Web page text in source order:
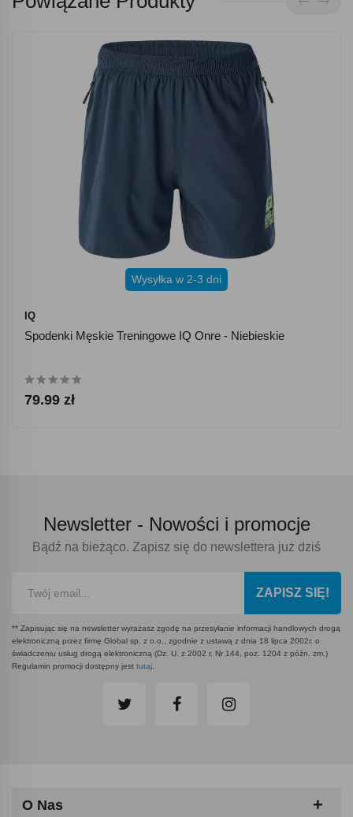
Wysyłka w 2-3 dni
IQ
Spodenki Męskie Treningowe IQ Onre - Niebieskie
79.99 zł
Newsletter - Nowości i promocje
Bądź na bieżąco. Zapisz się do newslettera już dziś
ZAPISZ SIĘ!
** Zapisując się na newsletter wyrażasz zgodę na przesyłanie informacji handlowych drogą
elektroniczną przez firmę Global sp. z o.o., zgodnie z ustawą z dnia 18 lipca 2002r. o
świadczeniu usług drogą elektroniczną (Dz. U. z 2002 r. Nr 144, poz. 1204 z późn. zm.)
Regulamin promocji dostępny jest tutaj
O Nas